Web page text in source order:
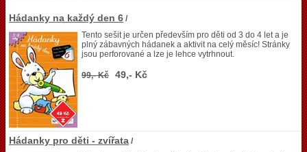
Hádanky na každý den 6 /
Tento sešit je určen především pro děti od 3 do 4 let a je
plný zábavných hádanek a aktivit na celý měsíc! Stránky
jsou perforované a lze je lehce vytrhnout.
99,- Kč 49,- Kč
Hádanky pro děti - zvířata /